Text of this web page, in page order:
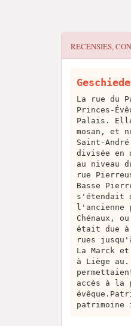
RECENSIES,
La rue du
Princes-
Palais. Elle
mosan, et
Saint-
divisée en
au niveau
rue
Basse
s'étendait
l'ancienne
Chénaux,
était due
rues
La Marck
à Liège
accès à la
patrimoine